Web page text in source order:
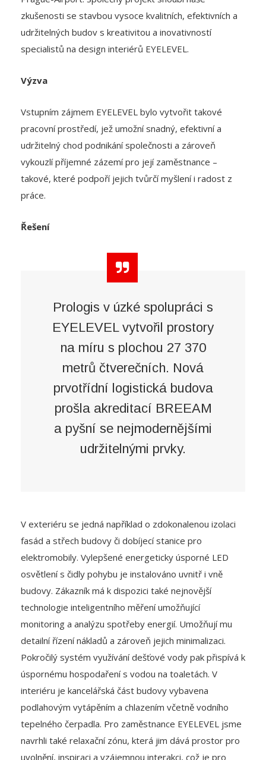
udržitelných budov s kreativitou a inovativností
specialistů na design interiérů EYELEVEL.
Výzva
Vstupním zájmem EYELEVEL bylo vytvořit takové
udržitelný chod podnikání společnosti a zároveň
vykouzlí příjemné zázemí pro její zaměstnance –
takové, které podpoří jejich tvůrčí myšlení i radost z
práce.
Řešení
Prologis v úzké spolupráci s
EYELEVEL vytvořil prostory
na míru s plochou 27 370
metrů čtverečních. Nová
prvotřídní logistická budova
prošla akreditací BREEAM
a pyšní se nejmodernějšími
udržitelnými prvky.
elektromobily. Vylepšené energeticky úsporné LED
osvětlení s čidly pohybu je instalováno uvnitř i vně
budovy. Zákazník má k dispozici také nejnovější
technologie inteligentního měření umožňující
monitoring a analýzu spotřeby energií. Umožňují mu
detailní řízení nákladů a zároveň jejich minimalizaci.
Pokročilý systém využívání dešťové vody pak přispívá k
úspornému hospodaření s vodou na toaletách. V
interiéru je kancelářská část budovy vybavena
podlahovým vytápěním a chlazením včetně vodního
tepelného čerpadla. Pro zaměstnance EYELEVEL jsme
navrhli také relaxační zónu, která jim dává prostor pro
uvolnění, inspiraci a vzájemnou interakci, což je pro
úspěch společnosti založené na kreativitě klíčové.